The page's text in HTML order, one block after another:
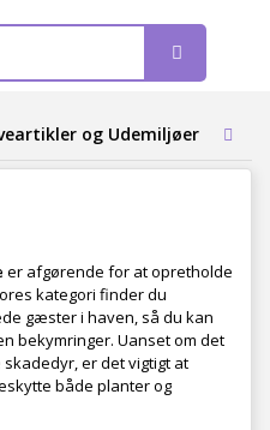
og Udemiljøer
er afgørende for at opretholde
kategori finder du
gæster i haven, så du kan
bekymringer. Uanset om det
er det vigtigt at
både planter og